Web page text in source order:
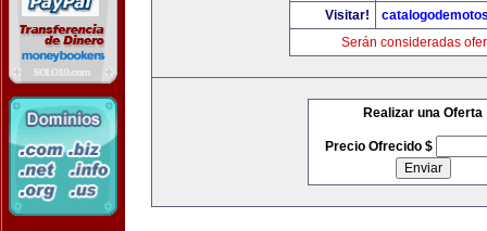
Visitar!
Serán consideradas
Realizar una Oferta
Precio Ofrecido $